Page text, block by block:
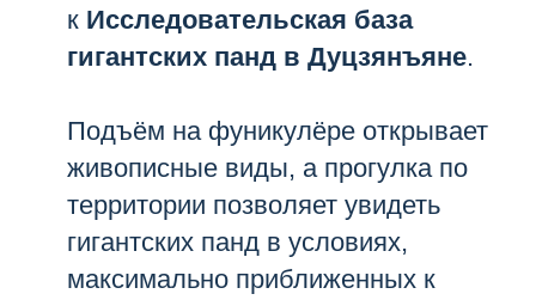
к Исследовательская база
гигантских панд в Дуцзянъяне.
Подъём на фуникулёре открывает
живописные виды, а прогулка по
территории позволяет увидеть
гигантских панд в условиях,
максимально приближенных к